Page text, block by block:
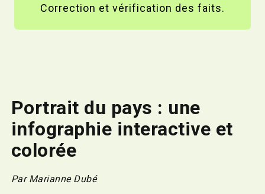
Correction et vérification des faits.
Portrait du pays : une
infographie interactive et
colorée
Par Marianne Dubé